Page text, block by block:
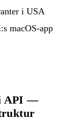
i USA
macOS-app
API —